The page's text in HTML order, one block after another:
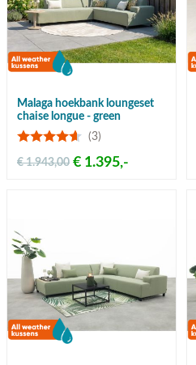
Malaga hoekbank loungeset
chaise longue - green
(3)
€ 1.395,-
€ 1.943,00